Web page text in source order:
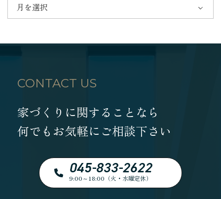
月を選択
CONTACT US
家づくりに関することなら
何でもお気軽にご相談下さい
045-833-2622
9:00～18:00（火・水曜定休）